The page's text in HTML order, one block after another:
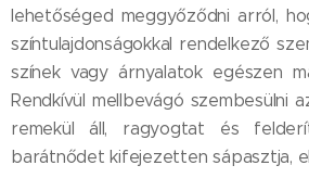
lehetőséged meggyőződni arról,
színtulajdonságokkal rendelkező
színek vagy árnyalatok egészen
Rendkívül mellbevágó szembesülni
remekül áll, ragyogtat és
barátnődet kifejezetten sápasztja,